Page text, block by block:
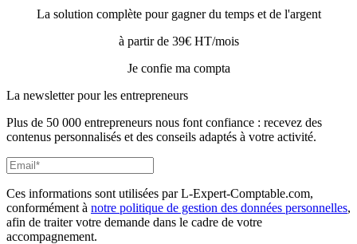
La solution complète pour gagner du temps et de l'argent
à partir de 39€ HT/mois
Je confie ma compta
La newsletter pour les entrepreneurs
Plus de 50 000 entrepreneurs nous font confiance : recevez des
contenus personnalisés et des conseils adaptés à votre activité.
Ces informations sont utilisées par L-Expert-Comptable.com,
conformément à notre politique de gestion des données personnelles,
afin de traiter votre demande dans le cadre de votre
accompagnement.